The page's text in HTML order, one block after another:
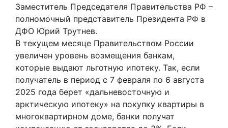
Заместитель Председателя Правительства РФ –
полномочный представитель Президента РФ в
ДФО Юрий Трутнев.
В текущем месяце Правительством России
увеличен уровень возмещения банкам,
которые выдают льготную ипотеку. Так, если
получатель в период с 7 февраля по 6 августа
2025 года берет «дальневосточную и
арктическую ипотеку» на покупку квартиры в
многоквартирном доме, банки получат